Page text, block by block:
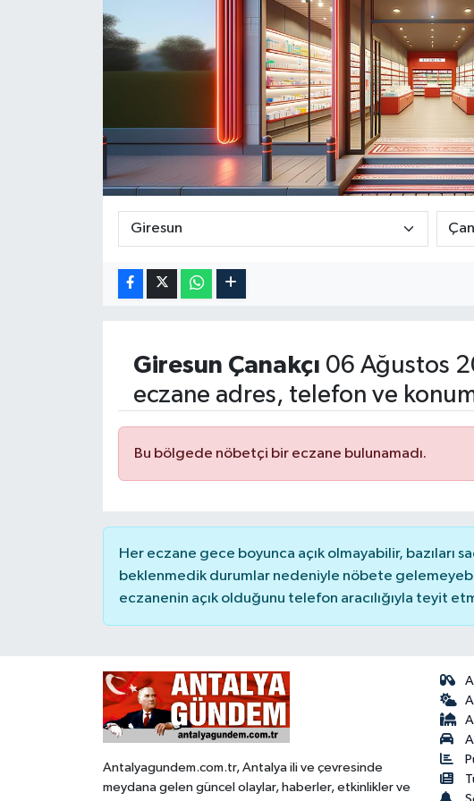
Giresun Çanakçı 06 Ağustos
eczane adres, telefon ve
Bu bölgede nöbetçi bir eczane bulunamadı.
Her eczane gece boyunca açık olmayabilir, bazıları
beklenmedik durumlar nedeniyle nöbete
eczanenin açık olduğunu telefon aracılığıyla teyit
Antalyagundem.com.tr, Antalya ili ve çevresinde
meydana gelen güncel olaylar, haberler, etkinlikler ve
Kültür & Sanat
Sağlık & Yaşam